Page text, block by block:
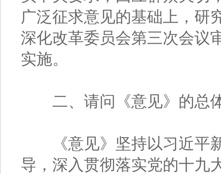
广泛征求意见的基础上，研
深化改革委员会第三次会议
实施。
二、请问《意见》的总
《意见》坚持以习近平新
导，深入贯彻落实党的十九